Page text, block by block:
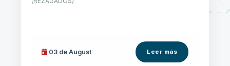
03 de August Leer más